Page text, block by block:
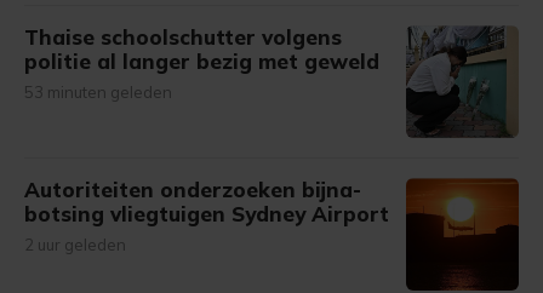
Thaise schoolschutter volgens
politie al langer bezig met geweld
53 minuten geleden
Autoriteiten onderzoeken bijna-
botsing vliegtuigen Sydney Airport
2 uur geleden